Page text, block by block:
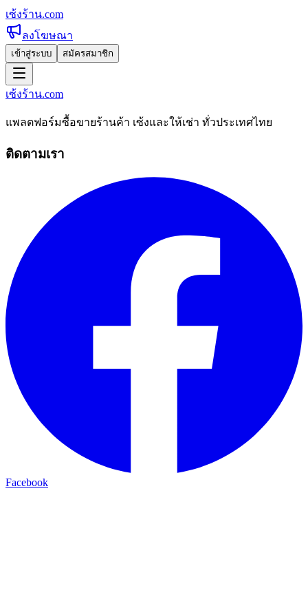
เซ้งร้าน.com
ลงโฆษณา
เข้าสู่ระบบ สมัครสมาชิก
เซ้งร้าน.com
แพลตฟอร์มซื้อขายร้านค้า เซ้งและให้เช่า ทั่วประเทศไทย
ติดตามเรา
Facebook